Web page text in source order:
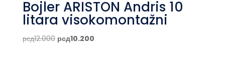
Bojler ARISTON Andris 10
litara visokomontažni
рсд12.000 Originalna
рсд10.200Trenutna